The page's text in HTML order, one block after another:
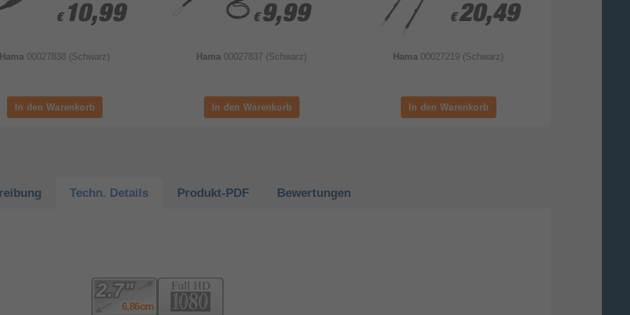
€ 10,99
€ 10,99
Hama 00027838 (Schwarz)
€ 9,99
€ 9,99
Hama 00027837 (Schwarz)
€ 20,49
€ 20,49
Hama 00027219 (Schwarz)
Techn. Details Produkt-PDF Bewertungen